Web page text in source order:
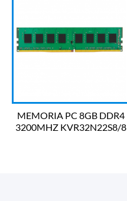
MEMORIA PC 8GB DDR4
3200MHZ KVR32N22S8/8